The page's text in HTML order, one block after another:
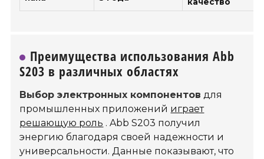
Преимущества использования Abb
S203 в различных областях
Выбор электронных компонентов для
промышленных приложений играет
решающую роль . Abb S203 получил
энергию благодаря своей надежности и
универсальности. Данные показывают, что